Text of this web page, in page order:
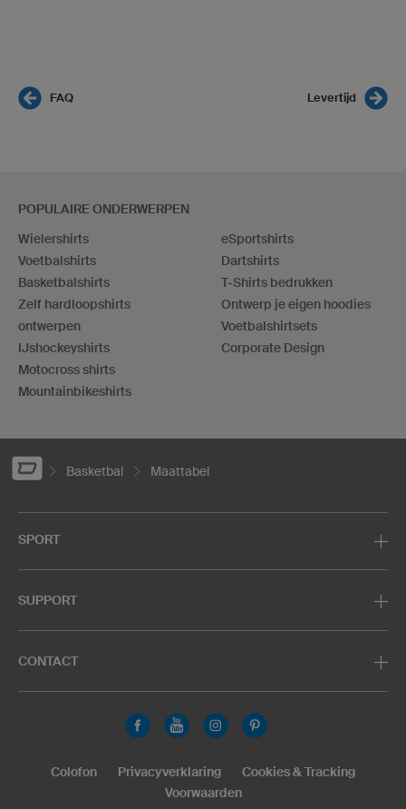
FAQ Levertijd
POPULAIRE ONDERWERPEN
Wielershirts
Voetbalshirts
Basketbalshirts
Zelf hardloopshirts
ontwerpen
IJshockeyshirts
Motocross shirts
Mountainbikeshirts
eSportshirts
Dartshirts
T-Shirts bedrukken
Ontwerp je eigen hoodies
Voetbalshirtsets
Corporate Design
Basketbal Maattabel
SPORT
SUPPORT
CONTACT
Colofon Privacyverklaring
Cookies & Tracking
Voorwaarden